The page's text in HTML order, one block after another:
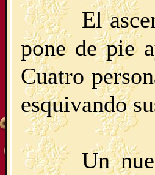
El
pone de pie
Cuatro
esquivando
Un